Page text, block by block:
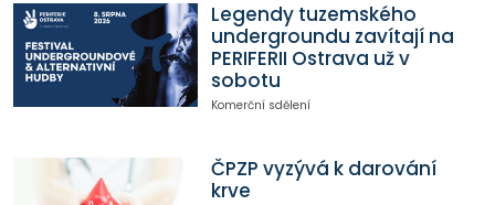
Legendy tuzemského
undergroundu zavítají na
PERIFERII Ostrava už v
sobotu
Komerční sdělení
ČPZP vyzývá k darování
krve